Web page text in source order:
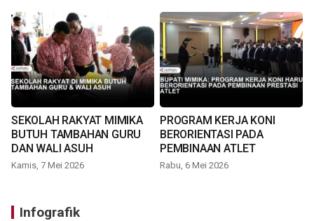
SEKOLAH RAKYAT MIMIKA
BUTUH TAMBAHAN GURU
DAN WALI ASUH
Kamis, 7 Mei 2026
PROGRAM KERJA KONI
BERORIENTASI PADA
PEMBINAAN ATLET
Rabu, 6 Mei 2026
Infografik